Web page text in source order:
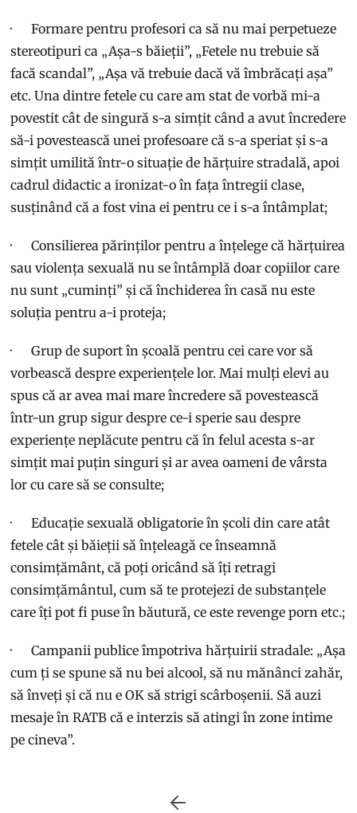
· Formare pentru profesori ca să nu mai perpetueze
stereotipuri ca „Așa-s băieții”, „Fetele nu trebuie să
facă scandal”, „Așa vă trebuie dacă vă îmbrăcați așa”
etc. Una dintre fetele cu care am stat de vorbă mi-a
povestit cât de singură s-a simțit când a avut încredere
să-i povestească unei profesoare că s-a speriat și s-a
simțit umilită într-o situație de hărțuire stradală, apoi
cadrul didactic a ironizat-o în fața întregii clase,
susținând că a fost vina ei pentru ce i s-a întâmplat;
· Consilierea părinților pentru a înțelege că hărțuirea
sau violența sexuală nu se întâmplă doar copiilor care
nu sunt „cuminți” și că închiderea în casă nu este
soluția pentru a-i proteja;
· Grup de suport în școală pentru cei care vor să
vorbească despre experiențele lor. Mai mulți elevi au
spus că ar avea mai mare încredere să povestească
într-un grup sigur despre ce-i sperie sau despre
experiențe neplăcute pentru că în felul acesta s-ar
simțit mai puțin singuri și ar avea oameni de vârsta
lor cu care să se consulte;
· Educație sexuală obligatorie în școli din care atât
fetele cât și băieții să înțeleagă ce înseamnă
consimțământ, că poți oricând să îți retragi
consimțământul, cum să te protejezi de substanțele
care îți pot fi puse în băutură, ce este revenge porn etc.;
· Campanii publice împotriva hărțuirii stradale: „Așa
cum ți se spune să nu bei alcool, să nu mănânci zahăr,
să înveți și că nu e OK să strigi scârboșenii. Să auzi
mesaje în RATB că e interzis să atingi în zone intime
pe cineva”.